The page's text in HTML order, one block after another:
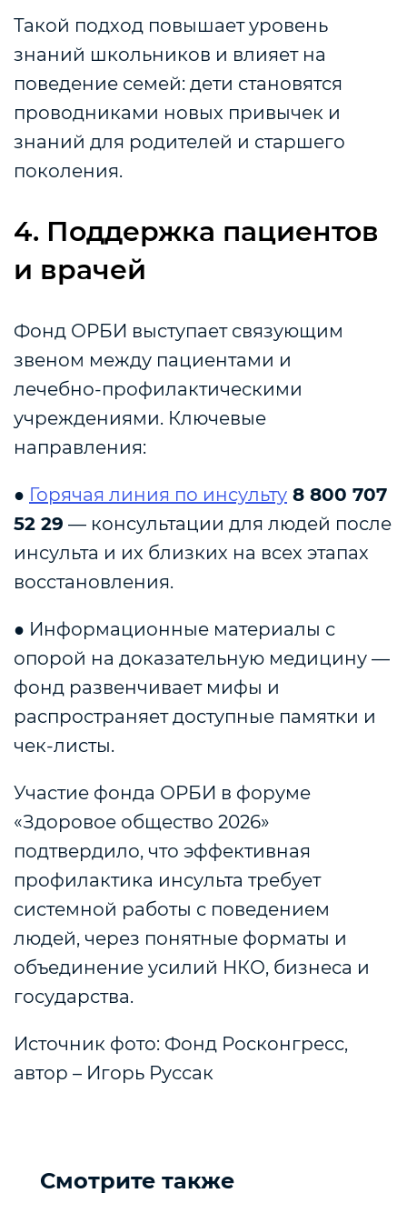
Такой подход повышает уровень
знаний школьников и влияет на
поведение семей: дети становятся
проводниками новых привычек и
знаний для родителей и старшего
поколения.
4. Поддержка пациентов
и врачей
Фонд ОРБИ выступает связующим
звеном между пациентами и
лечебно‑профилактическими
учреждениями. Ключевые
направления:
● Горячая линия по инсульту 8 800 707
52 29 — консультации для людей после
инсульта и их близких на всех этапах
восстановления.
● Информационные материалы с
опорой на доказательную медицину —
фонд развенчивает мифы и
распространяет доступные памятки и
чек‑листы.
Участие фонда ОРБИ в форуме
«Здоровое общество 2026»
подтвердило, что эффективная
профилактика инсульта требует
системной работы с поведением
людей, через понятные форматы и
объединение усилий НКО, бизнеса и
государства.
Источник фото: Фонд Росконгресс,
автор – Игорь Руссак
Смотрите также